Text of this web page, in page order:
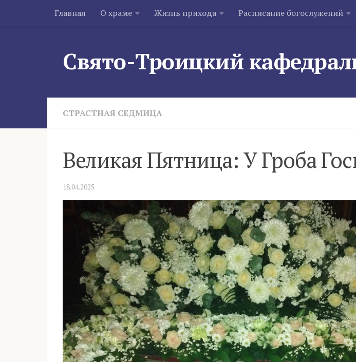
Skip to content
Главная О храме Жизнь прихода Расписание богослужений
Свято-Троицкий
СТРАСТНАЯ СЕДМИЦА
Великая Пятница: У Гроба
18.04.2025